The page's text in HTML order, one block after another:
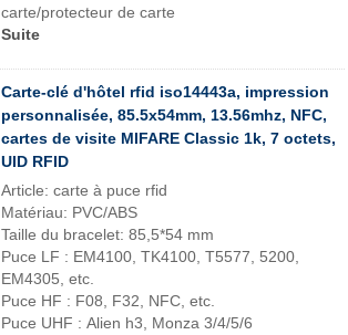
carte/protecteur de carte
Suite
Carte-clé d'hôtel rfid iso14443a, impression
personnalisée, 85.5x54mm, 13.56mhz, NFC,
cartes de visite MIFARE Classic 1k, 7 octets,
UID RFID
Article: carte à puce rfid
Matériau: PVC/ABS
Taille du bracelet: 85,5*54 mm
Puce LF : EM4100, TK4100, T5577, 5200,
EM4305, etc.
Puce HF : F08, F32, NFC, etc.
Puce UHF : Alien h3, Monza 3/4/5/6